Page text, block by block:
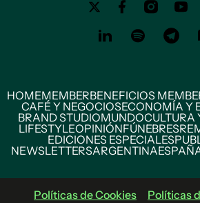
HOMEMEMBERBENEFICIOS
CAFÉ Y NEGOCIOSECONOMÍA Y
BRAND STUDIOMUNDOCULTURA
LIFESTYLEOPINIÓNFÚNEBRES
EDICIONES ESPECIALES
NEWSLETTERSARGENTINA
Políticas de Cookies Políticas